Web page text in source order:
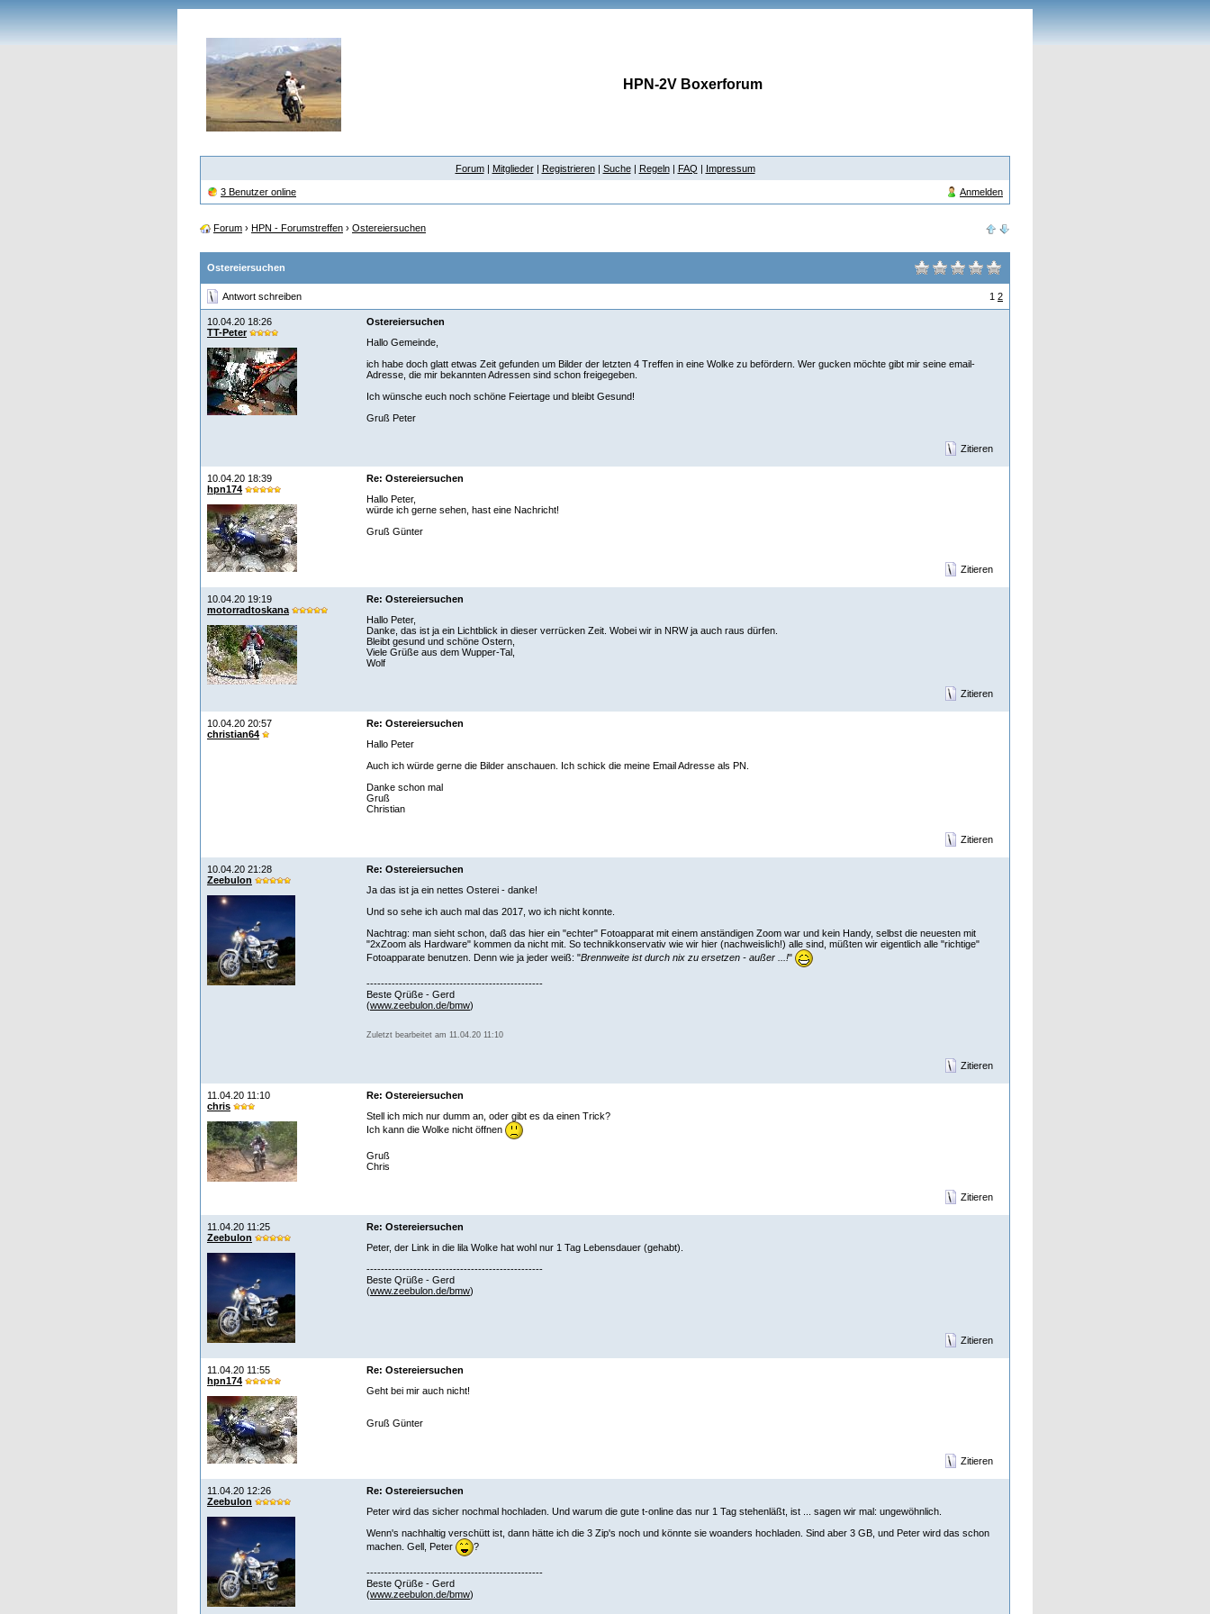
HPN-2V Boxerforum
Forum| Mitglieder| Registrieren| Suche| Regeln| FAQ | Impressum
3 Benutzer online Anmelden
Forum › HPN - Forumstreffen › Ostereiersuchen
Ostereiersuchen
Antwort schreiben 1 2
10.04.20 18:26
TT-Peter
Ostereiersuchen
Hallo Gemeinde,
ich habe doch glatt etwas Zeit gefunden um Bilder der letzten 4 Treffen in eine Wolke zu befördern. Wer gucken möchte gibt mir seine email-
Adresse, die mir bekannten Adressen sind schon freigegeben.
Ich wünsche euch noch schöne Feiertage und bleibt Gesund!
Gruß Peter
Zitieren
10.04.20 18:39
hpn174
Re: Ostereiersuchen
Hallo Peter,
würde ich gerne sehen, hast eine Nachricht!
Gruß Günter
Zitieren
10.04.20 19:19
motorradtoskana
Re: Ostereiersuchen
Hallo Peter,
Danke, das ist ja ein Lichtblick in dieser verrücken Zeit. Wobei wir in NRW ja auch raus dürfen.
Bleibt gesund und schöne Ostern,
Viele Grüße aus dem Wupper-Tal,
Wolf
Zitieren
10.04.20 20:57
christian64
Re: Ostereiersuchen
Hallo Peter
Auch ich würde gerne die Bilder anschauen. Ich schick die meine Email Adresse als PN.
Danke schon mal
Gruß
Christian
Zitieren
10.04.20 21:28
Zeebulon
Re: Ostereiersuchen
Ja das ist ja ein nettes Osterei - danke!
Und so sehe ich auch mal das 2017, wo ich nicht konnte.
Nachtrag: man sieht schon, daß das hier ein "echter" Fotoapparat mit einem anständigen Zoom war und kein Handy, selbst die neuesten mit
"2xZoom als Hardware" kommen da nicht mit. So technikkonservativ wie wir hier (nachweislich!) alle sind, müßten wir eigentlich alle "richtige"
Fotoapparate benutzen. Denn wie ja jeder weiß: "Brennweite ist durch nix zu ersetzen - außer ...!"
-------------------------------------------------
Beste Qrüße - Gerd
(www.zeebulon.de/bmw)
Zuletzt bearbeitet am 11.04.20 11:10
Zitieren
11.04.20 11:10
chris
Re: Ostereiersuchen
Stell ich mich nur dumm an, oder gibt es da einen Trick?
Ich kann die Wolke nicht öffnen
Gruß
Chris
Zitieren
11.04.20 11:25
Zeebulon
Re: Ostereiersuchen
Peter, der Link in die lila Wolke hat wohl nur 1 Tag Lebensdauer (gehabt).
-------------------------------------------------
Beste Qrüße - Gerd
(www.zeebulon.de/bmw)
Zitieren
11.04.20 11:55
hpn174
Re: Ostereiersuchen
Geht bei mir auch nicht!
Gruß Günter
Zitieren
11.04.20 12:26
Zeebulon
Re: Ostereiersuchen
Peter wird das sicher nochmal hochladen. Und warum die gute t-online das nur 1 Tag stehenläßt, ist ... sagen wir mal: ungewöhnlich.
Wenn's nachhaltig verschütt ist, dann hätte ich die 3 Zip's noch und könnte sie woanders hochladen. Sind aber 3 GB, und Peter wird das schon
machen. Gell, Peter
?
-------------------------------------------------
Beste Qrüße - Gerd
(www.zeebulon.de/bmw)